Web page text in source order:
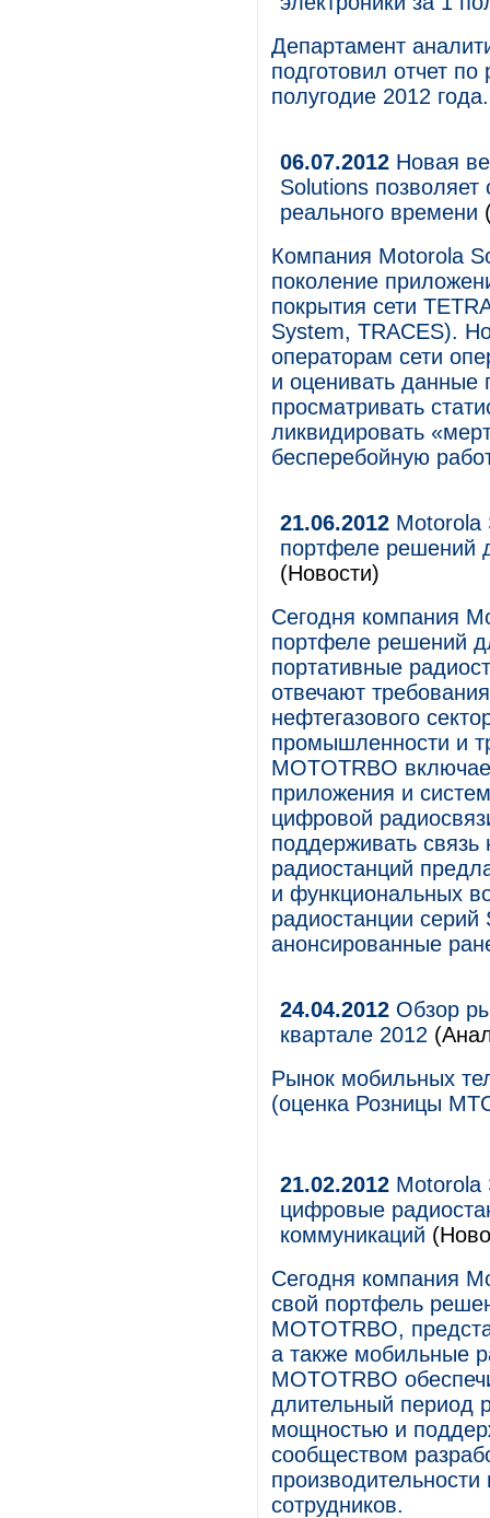
Департамент
подготовил отчет
полугодие 2012 года.
06.07.2012 Новая
Solutions
реального времени
Компания Motorola
поколение
покрытия сети
System, TRACES).
операторам сети
и оценивать данные
просматривать
ликвидировать
бесперебойную
21.06.2012 Motorola
портфеле решений
(Новости)
Сегодня компания
портфеле решений
портативные
отвечают
нефтегазового
промышленности и
MOTOTRBO
приложения и
цифровой
поддерживать
радиостанций
и функциональных
радиостанции
анонсированные
24.04.2012 Обзор
квартале 2012
Рынок мобильных
(оценка Розницы
21.02.2012 Motorola
цифровые
коммуникаций
Сегодня компания
свой портфель
MOTOTRBO,
а также мобильные
MOTOTRBO
длительный период
мощностью и
сообществом
сотрудников.